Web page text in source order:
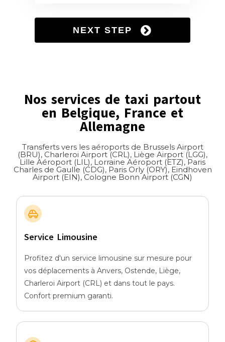
Nos services de taxi partout
en Belgique, France et
Allemagne
Transferts vers les aéroports de Brussels Airport
(BRU), Charleroi Airport (CRL), Liège Airport (LGG),
Lille Aéroport (LIL), Lorraine Aéroport (ETZ), Paris
Charles de Gaulle (CDG), Paris Orly (ORY), Eindhoven
Airport (EIN), Cologne Bonn Airport (CGN)
Service Limousine
Profitez d'un service limousine sur mesure pour
vos déplacements à Anvers, Ostende, Liège,
Charleroi Airport (CRL) et dans tout le pays.
Confort premium garanti.